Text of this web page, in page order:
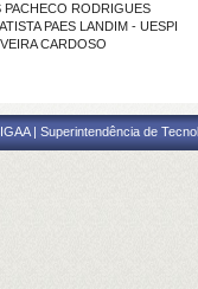
PACHECO RODRIGUES
PAES LANDIM - UESPI
CARDOSO
| Superintendência de